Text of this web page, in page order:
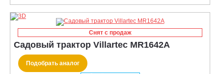
Снят с продаж
Садовый трактор Villartec MR1642А
Подобрать аналог